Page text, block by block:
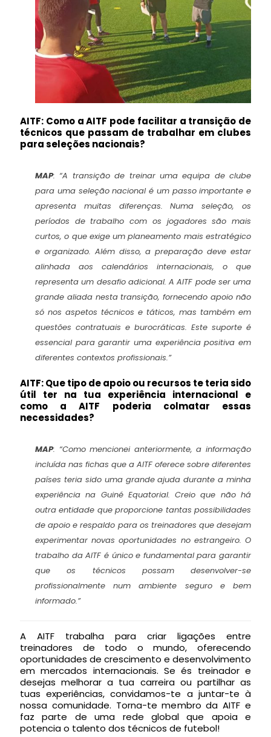
AITF: Como a AITF pode facilitar a transição de
técnicos que passam de trabalhar em clubes
para seleções nacionais?
MAP:“A transição de treinar uma equipa de clube
para uma seleção nacional é um passo importante e
apresenta muitas diferenças. Numa seleção, os
períodos de trabalho com os jogadores são mais
curtos, o que exige um planeamento mais estratégico
e organizado. Além disso, a preparação deve estar
alinhada aos calendários internacionais, o que
representa um desafio adicional. A AITF pode ser uma
grande aliada nesta transição, fornecendo apoio não
só nos aspetos técnicos e táticos, mas também em
questões contratuais e burocráticas. Este suporte é
essencial para garantir uma experiência positiva em
diferentes contextos profissionais.”
AITF: Que tipo de apoio ou recursos te teria sido
útil ter na tua experiência internacional e
como a AITF poderia colmatar essas
necessidades?
MAP: “Como mencionei anteriormente, a informação
incluída nas fichas que a AITF oferece sobre diferentes
países teria sido uma grande ajuda durante a minha
experiência na Guiné Equatorial. Creio que não há
outra entidade que proporcione tantas possibilidades
de apoio e respaldo para os treinadores que desejam
experimentar novas oportunidades no estrangeiro. O
trabalho da AITF é único e fundamental para garantir
que os técnicos possam desenvolver-se
profissionalmente num ambiente seguro e bem
informado.”
A AITF trabalha para criar ligações entre
treinadores de todo o mundo, oferecendo
oportunidades de crescimento e desenvolvimento
em mercados internacionais. Se és treinador e
desejas melhorar a tua carreira ou partilhar as
tuas experiências, convidamos-te a juntar-te à
nossa comunidade. Torna-te membro da AITF e
faz parte de uma rede global que apoia e
potencia o talento dos técnicos de futebol!